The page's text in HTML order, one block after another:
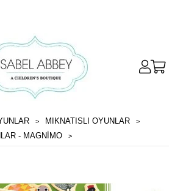
MIKNATISLI OYUNLAR
- MAGNIMO